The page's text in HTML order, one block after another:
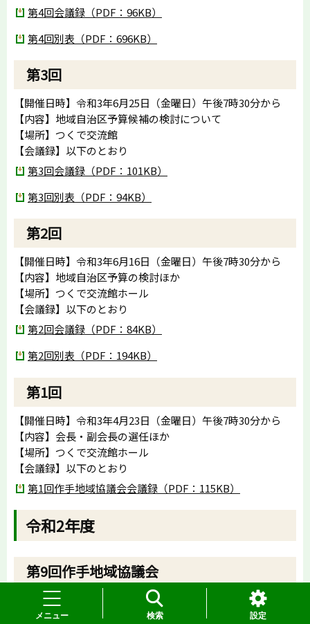
メニュー 検索 設定
第4回会議録（PDF：96KB）
第4回別表（PDF：696KB）
第3回
【開催日時】令和3年6月25日（金曜日）午後7時30分から
【内容】地域自治区予算候補の検討について
【場所】つくで交流館
【会議録】以下のとおり
第3回会議録（PDF：101KB）
第3回別表（PDF：94KB）
第2回
【開催日時】令和3年6月16日（金曜日）午後7時30分から
【内容】地域自治区予算の検討ほか
【場所】つくで交流館ホール
【会議録】以下のとおり
第2回会議録（PDF：84KB）
第2回別表（PDF：194KB）
第1回
【開催日時】令和3年4月23日（金曜日）午後7時30分から
【内容】会長・副会長の選任ほか
【場所】つくで交流館ホール
【会議録】以下のとおり
第1回作手地域協議会会議録（PDF：115KB）
令和2年度
第9回作手地域協議会
【開催日時】令和3年3月19日（金曜日）午後7時30分から
【内容】令和3年度作手地域活動交付金事業審査のまとめほ